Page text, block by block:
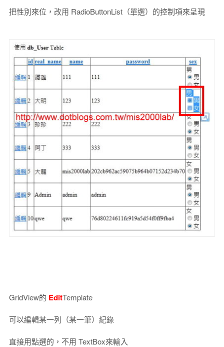
把性別來位，改用 RadioButtonList（單選）的控制項來呈現
GridView的 EditTemplate
可以編輯某一列（某一筆）紀錄
直接用點選的，不用 TextBox來輸入